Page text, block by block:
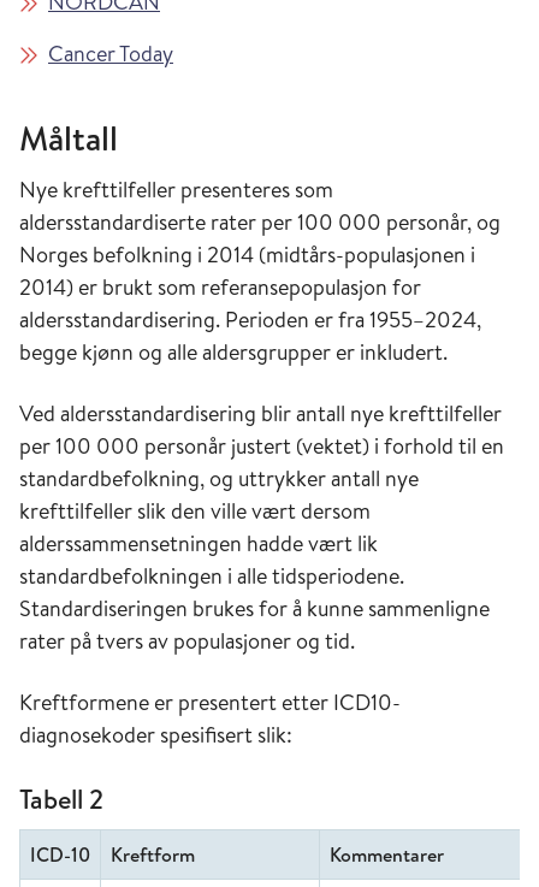
Cancer Today
Måltall
Nye krefttilfeller presenteres som
aldersstandardiserte rater per 100 000 personår, og
Norges befolkning i 2014 (midtårs-populasjonen i
2014) er brukt som referansepopulasjon for
aldersstandardisering. Perioden er fra 1955–2024,
begge kjønn og alle aldersgrupper er inkludert.
Ved aldersstandardisering blir antall nye krefttilfeller
per 100 000 personår justert (vektet) i forhold til en
standardbefolkning, og uttrykker antall nye
krefttilfeller slik den ville vært dersom
alderssammensetningen hadde vært lik
standardbefolkningen i alle tidsperiodene.
Standardiseringen brukes for å kunne sammenligne
rater på tvers av populasjoner og tid.
Kreftformene er presentert etter ICD10-
diagnosekoder spesifisert slik:
Tabell 2
ICD-10 Kreftform
Kommentarer